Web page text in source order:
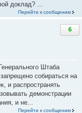
доклад? ...
Перейти к сообщению
6
Штаба
собираться на
и распространять
демонстрации
и не...
Перейти к сообщению